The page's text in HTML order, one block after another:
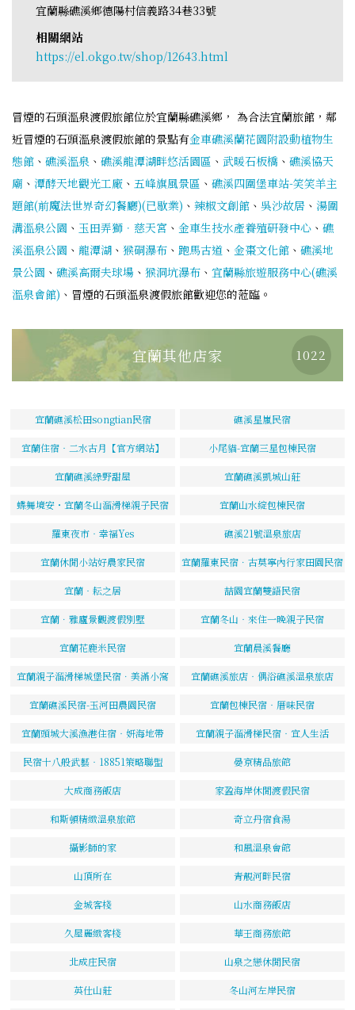
宜蘭縣礁溪鄉德陽村信義路34巷33號
相關網站
https://el.okgo.tw/shop/12643.html
冒煙的石頭溫泉渡假旅館位於宜蘭縣礁溪鄉， 為合法宜蘭旅館，鄰
近冒煙的石頭溫泉渡假旅館的景點有金車礁溪蘭花園附設動植物生
態館 、 礁溪溫泉 、 礁溪龍潭湖畔悠活園區 、 武暖石板橋 、 礁溪協天
廟 、 潭酵天地觀光工廠 、 五峰旗風景區 、 礁溪四圍堡車站-笑笑羊主
題館(前魔法世界奇幻餐廳)(已歇業) 、 辣椒文創館 、 吳沙故居 、 湯圍
溝溫泉公園 、 玉田弄獅．慈天宮 、 金車生技水產養殖研發中心 、 礁
溪溫泉公園 、 龍潭湖 、 猴硐瀑布 、 跑馬古道 、 金棗文化館 、 礁溪地
景公園 、 礁溪高爾夫球場 、 猴洞坑瀑布 、 宜蘭縣旅遊服務中心(礁溪
溫泉會館) 、冒煙的石頭溫泉渡假旅館歡迎您的蒞臨。
宜蘭其他店家 1022
宜蘭礁溪松田songtian民宿 礁溪星嵐民宿
宜蘭住宿‧二水古月【官方網站】 小尾貓-宜蘭三星包棟民宿
宜蘭礁溪綠野甜屋 宜蘭礁溪凱城山莊
蝶舞境安・宜蘭冬山溜滑梯親子民宿 宜蘭山水綻包棟民宿
羅東夜市‧幸福Yes 礁溪21號溫泉旅店
宜蘭休閒小站好農家民宿 宜蘭羅東民宿．古莫寧內行家田園民宿
宜蘭‧耘之居 喆園宜蘭雙語民宿
宜蘭．雅廬景觀渡假別墅 宜蘭冬山‧來住一晚親子民宿
宜蘭花鹿米民宿 宜蘭晨溪餐廳
宜蘭親子溜滑梯城堡民宿．美滿小窩 宜蘭礁溪旅店‧偶浴礁溪溫泉旅店
宜蘭礁溪民宿-玉河田農園民宿 宜蘭包棟民宿‧厝味民宿
宜蘭頭城大溪漁港住宿‧妍海地帶 宜蘭親子溜滑梯民宿‧宜人生活
民宿十八般武藝‧18851策略聯盟 晏京精品旅館
大成商務飯店 家盈海岸休閒渡假民宿
和斯頓精緻溫泉旅館 奇立丹宿食湯
攝影師的家 和風溫泉會館
山頂所在 青靚河畔民宿
金城客棧 山水商務飯店
久屋麗緻客棧 華王商務旅館
北成庄民宿 山泉之戀休閒民宿
英仕山莊 冬山河左岸民宿